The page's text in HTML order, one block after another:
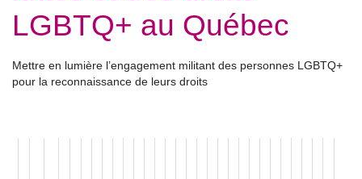
LGBTQ+ au Québec
Mettre en lumière l’engagement militant des personnes LGBTQ+
pour la reconnaissance de leurs droits